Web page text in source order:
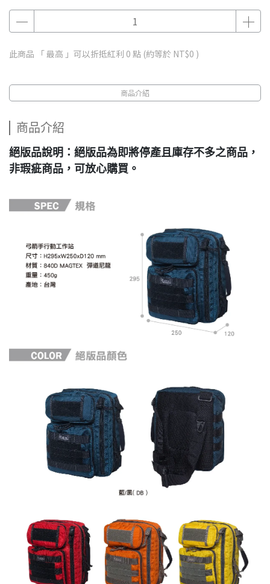
此商品 「 最高 」可以折抵紅利 0 點 (約等於 NT$0 )
商品介紹
商品介紹
絕版品說明：絕版品為即將停產且庫存不多之商品，
非瑕疵商品，可放心購買。